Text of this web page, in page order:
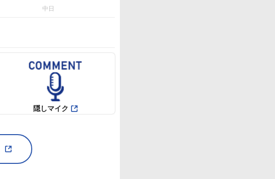
中日
隠しマイク